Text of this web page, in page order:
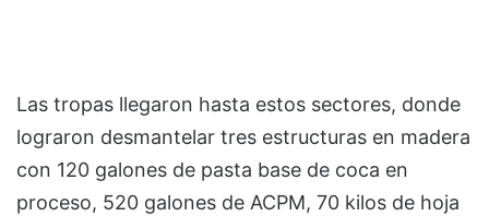
Las tropas llegaron hasta estos sectores, donde
lograron desmantelar tres estructuras en madera
con 120 galones de pasta base de coca en
proceso, 520 galones de ACPM, 70 kilos de hoja